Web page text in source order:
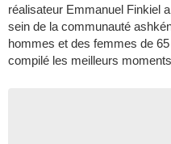
réalisateur Emmanuel Finkiel
sein de la communauté
hommes et des femmes de
compilé les meilleurs